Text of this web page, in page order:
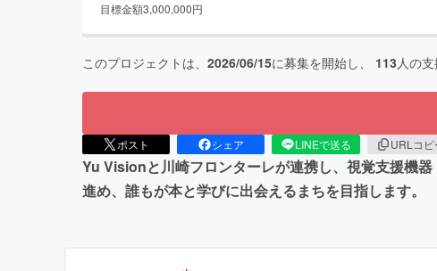
目標金額3,000,000円
このプロジェクトは、 2026/06/15に募集を開始し、 113人の
ポスト シェア LINEで送る URLコピ
Yu Visionと川崎フロンターレが連携し、視覚支援機
進め、誰もが本と学びに出会えるまちを目指します。